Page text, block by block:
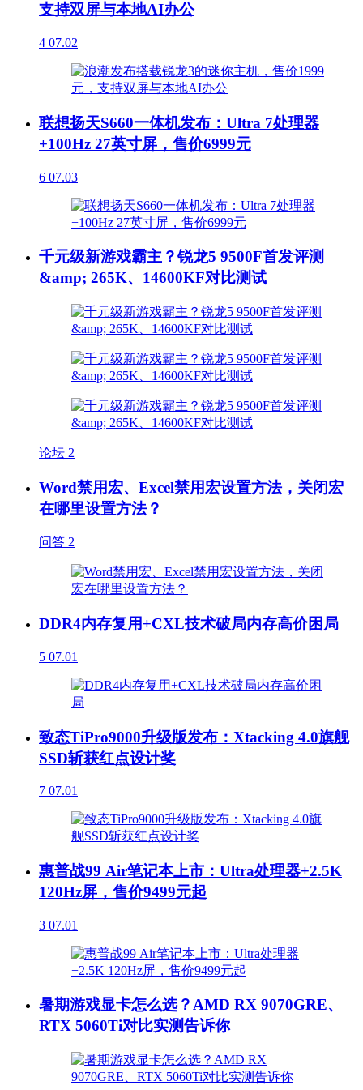
支持双屏与本地AI办公
4 07.02
联想扬天S660一体机发布：Ultra 7处理器
+100Hz 27英寸屏，售价6999元
6 07.03
千元级新游戏霸主？锐龙5 9500F首发评测
&amp; 265K、14600KF对比测试
论坛 2
Word禁用宏、Excel禁用宏设置方法，关闭宏
在哪里设置方法？
问答 2
DDR4内存复用+CXL技术破局内存高价困局
5 07.01
致态TiPro9000升级版发布：Xtacking 4.0旗舰
SSD斩获红点设计奖
7 07.01
惠普战99 Air笔记本上市：Ultra处理器+2.5K
120Hz屏，售价9499元起
3 07.01
暑期游戏显卡怎么选？AMD RX 9070GRE、
RTX 5060Ti对比实测告诉你